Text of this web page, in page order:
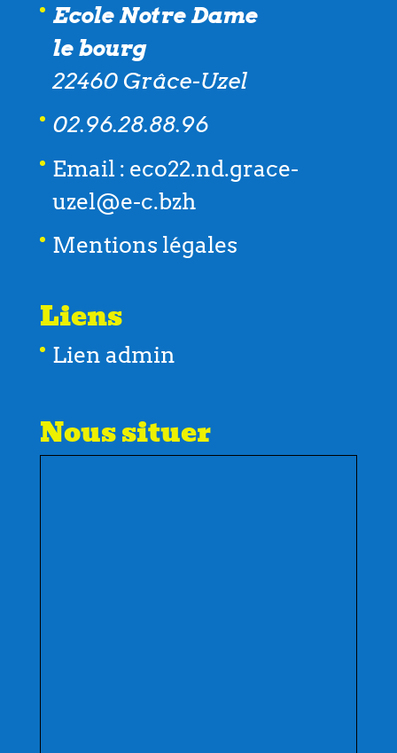
Ecole Notre Dame
le bourg
22460 Grâce-Uzel
02.96.28.88.96
Email : eco22.nd.grace-
uzel@e-c.bzh
Mentions légales
Liens
Lien admin
Nous situer